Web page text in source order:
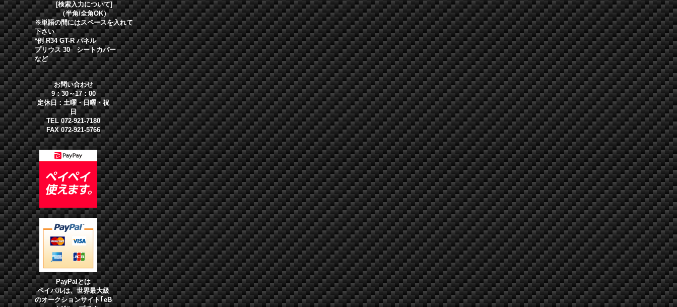
[検索入力について]
（半角/全角OK）
※単語の間にはスペースを入れて
下さい
*例 R34 GT-R パネル
プリウス 30 シートカバー
など
お問い合わせ
9：30～17：00
定休日：土曜・日曜・祝
日
TEL 072-921-7180
FAX 072-921-5766
PayPalとは
ペイパルは、世界最大級
のオークションサイト｢eB